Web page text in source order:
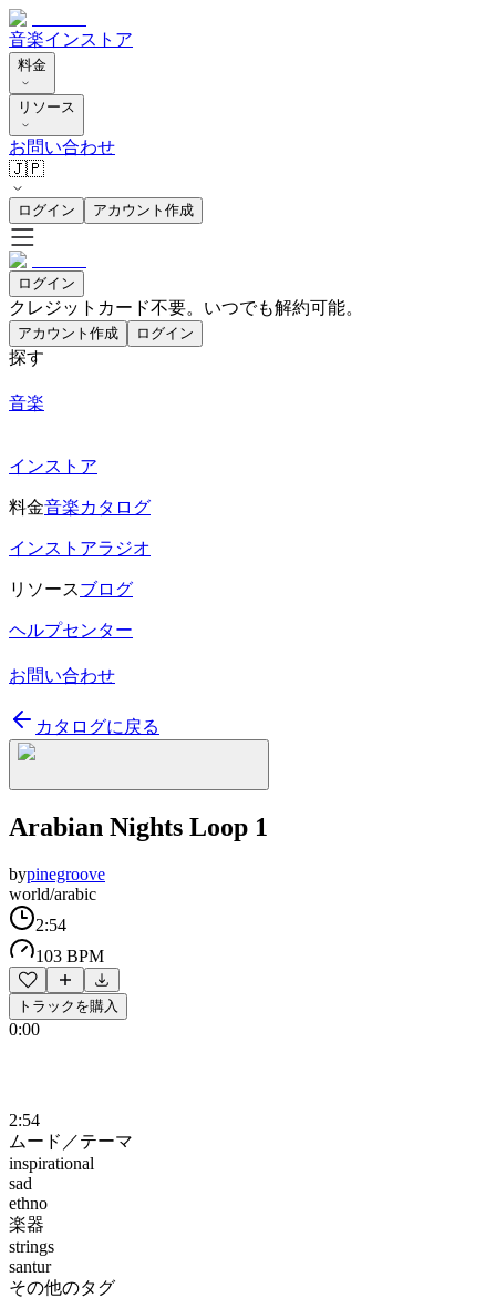
音楽インストア
料金
リソース
お問い合わせ
🇯🇵
ログイン アカウント作成
ログイン
クレジットカード不要。いつでも解約可能。
アカウント作成 ログイン
探す
音楽
インストア
料金音楽カタログ
インストアラジオ
リソースブログ
ヘルプセンター
お問い合わせ
カタログに戻る
Arabian Nights Loop 1
bypinegroove
world/arabic
2:54
103 BPM
トラックを購入
0:00
2:54
ムード／テーマ
inspirational
sad
ethno
楽器
strings
santur
その他のタグ